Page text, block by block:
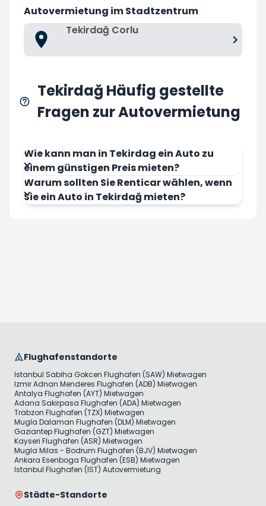
Autovermietung im Stadtzentrum
Tekirdağ Corlu
Tekirdağ Häufig gestellte
Fragen zur Autovermietung
Wie kann man in Tekirdag ein Auto zu
einem günstigen Preis mieten?
Warum sollten Sie Renticar wählen, wenn
Sie ein Auto in Tekirdağ mieten?
Flughafenstandorte
Istanbul Sabiha Gokcen Flughafen (SAW) Mietwagen
Izmir Adnan Menderes Flughafen (ADB) Mietwagen
Antalya Flughafen (AYT) Mietwagen
Adana Sakirpasa Flughafen (ADA) Mietwagen
Trabzon Flughafen (TZX) Mietwagen
Mugla Dalaman Flughafen (DLM) Mietwagen
Gaziantep Flughafen (GZT) Mietwagen
Kayseri Flughafen (ASR) Mietwagen
Mugla Milas - Bodrum Flughafen (BJV) Mietwagen
Ankara Esenboga Flughafen (ESB) Mietwagen
Istanbul Flughafen (IST) Autovermietung
Städte-Standorte